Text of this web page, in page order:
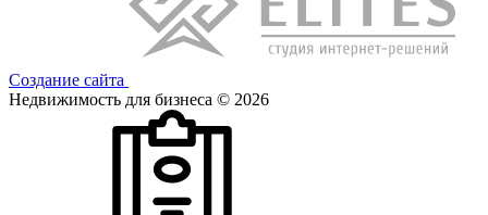
Создание сайта
Недвижимость для бизнеса © 2026